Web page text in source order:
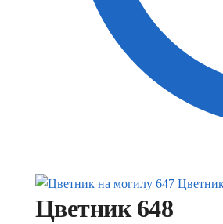
Цветник 648